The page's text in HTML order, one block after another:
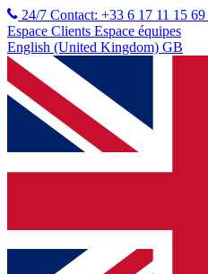
24/7 Contact: +33 6 17 11 15 69
Espace Clients Espace équipes
English (United Kingdom) GB